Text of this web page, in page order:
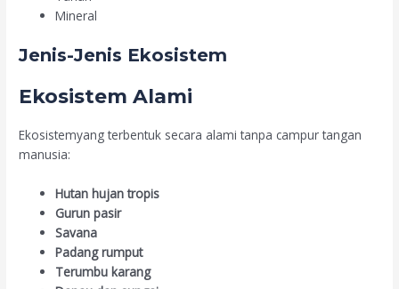
Mineral
Jenis-Jenis Ekosistem
Ekosistem Alami
Ekosistemyang terbentuk secara alami tanpa campur tangan
manusia:
Hutan hujan tropis
Gurun pasir
Savana
Padang rumput
Terumbu karang